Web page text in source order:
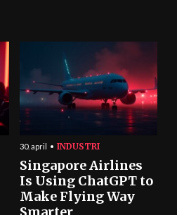
30. april INDUSTRI
Singapore Airlines
Is Using ChatGPT to
Make Flying Way